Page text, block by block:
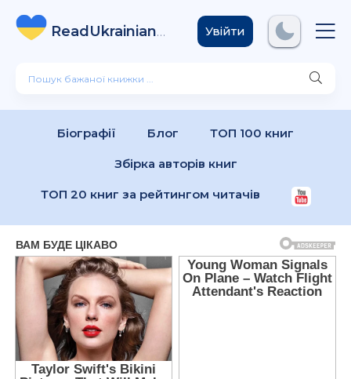
ReadUkrainian
Books .com
Увійти
Біографії Блог ТОП 100 книг
Збірка авторів книг
ТОП 20 книг за рейтингом читачів